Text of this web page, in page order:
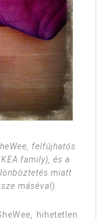
felfújhatós
family), és a
miatt
máséval).
hihetetlen